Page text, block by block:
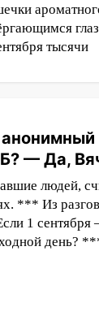
тысячи
— Да,
людей,
*** Из
1 сентября
день?